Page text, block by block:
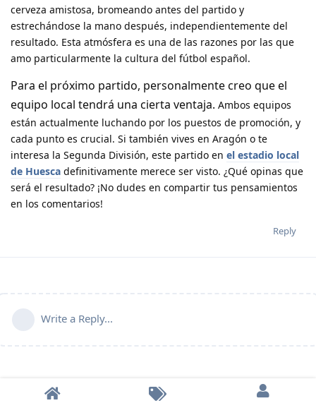
cerveza amistosa, bromeando antes del partido y
estrechándose la mano después, independientemente del
resultado. Esta atmósfera es una de las razones por las que
amo particularmente la cultura del fútbol español.
Para el próximo partido, personalmente creo que el
equipo local tendrá una cierta ventaja. Ambos equipos
están actualmente luchando por los puestos de promoción, y
cada punto es crucial. Si también vives en Aragón o te
interesa la Segunda División, este partido en el estadio local
de Huesca definitivamente merece ser visto. ¿Qué opinas que
será el resultado? ¡No dudes en compartir tus pensamientos
en los comentarios!
Reply
Write a Reply...